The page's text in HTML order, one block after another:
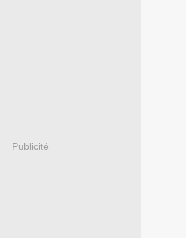
Publicité